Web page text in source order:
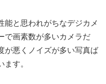
能と思われがちなデジカメ
で画素数が多いカメラだ
が悪くノイズが多い写真ば
す。